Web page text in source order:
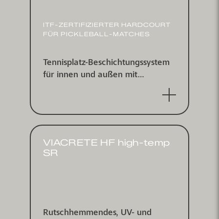
ITF-ZERTI­FIZIERTER HARDCOURT
FÜR PICKLEBALL-MATCHES
Tennisplatz-Beschichtungs­system
für innen und außen mit
integrierter Asphaltersatzschicht,
VIACRETE HF high-temp
SR
Rutschhemmendes, UV- und